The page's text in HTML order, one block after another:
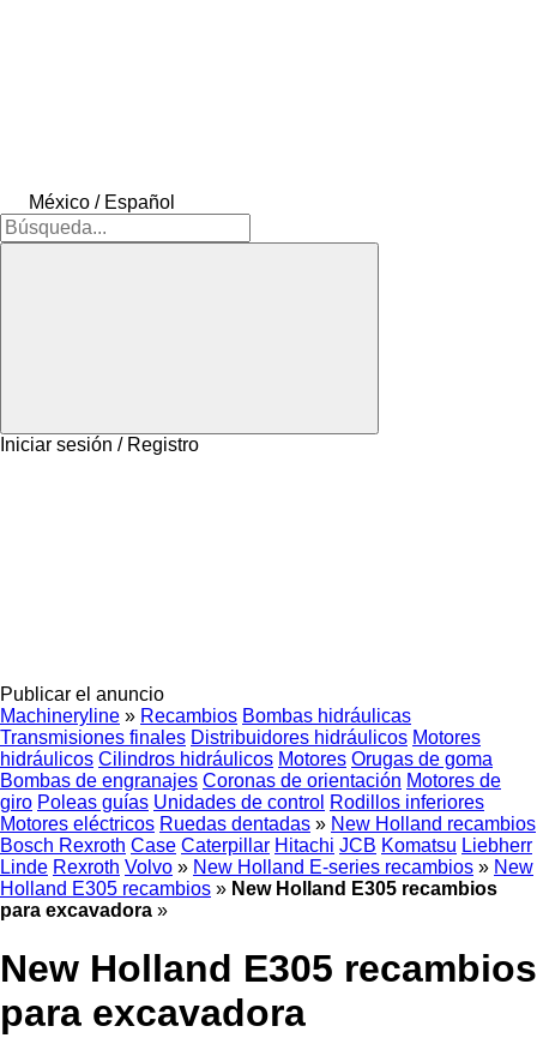
México / Español
Iniciar sesión / Registro
Publicar el anuncio
Machineryline » Recambios Bombas hidráulicas
Transmisiones finales Distribuidores hidráulicos Motores
hidráulicos Cilindros hidráulicos Motores Orugas de goma
Bombas de engranajes Coronas de orientación Motores de
giro Poleas guías Unidades de control Rodillos inferiores
Motores eléctricos Ruedas dentadas » New Holland recambios
Bosch Rexroth Case Caterpillar Hitachi JCB Komatsu Liebherr
Linde Rexroth Volvo » New Holland E-series recambios » New
Holland E305 recambios » New Holland E305 recambios
para excavadora »
New Holland E305 recambios
para excavadora